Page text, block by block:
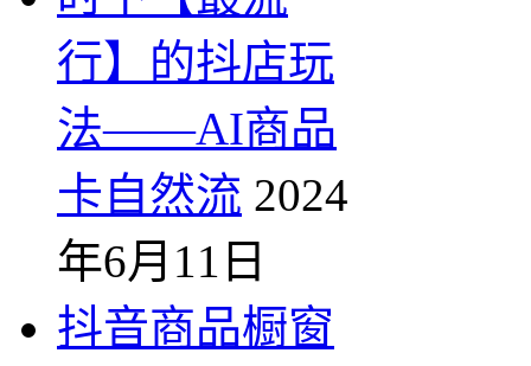
行】的抖店玩
法——AI商品
卡自然流 2024
年6月11日
抖音商品橱窗